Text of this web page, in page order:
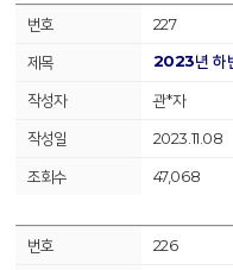
227
2023년 하
관*자
2023.11.08
47,068
226